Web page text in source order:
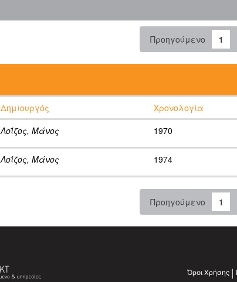
Προηγούμενο 1
Δημιουργός
Χρονολογία
Λοΐζος, Μάνος 1970
Λοΐζος, Μάνος 1974
Προηγούμενο 1